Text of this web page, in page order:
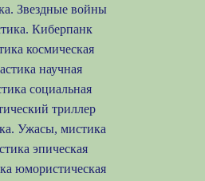
Звездные войны
Киберпанк
космическая
научная
социальная
триллер
Ужасы, мистика
эпическая
юмористическая